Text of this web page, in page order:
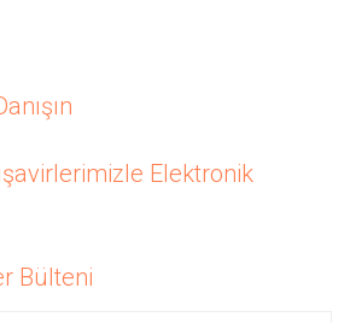
Elektronik
Bülteni